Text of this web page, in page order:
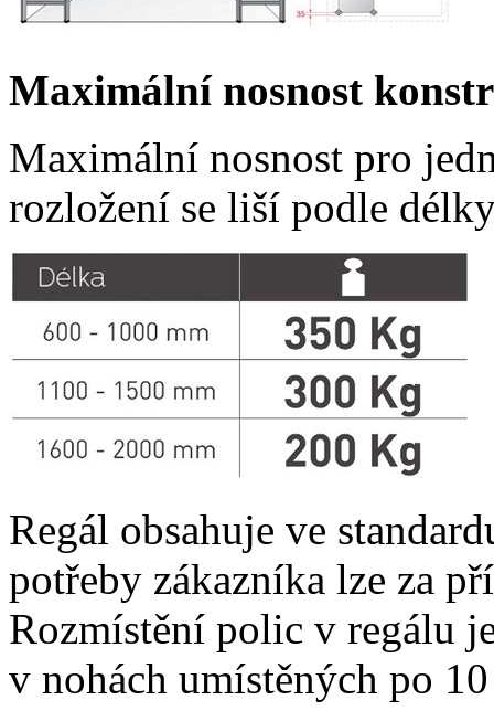
Maximální nosnost
Maximální nosnost pro
rozložení se liší podle
Regál obsahuje ve
potřeby zákazníka lze za
Rozmístění polic v regálu
v nohách umístěných po